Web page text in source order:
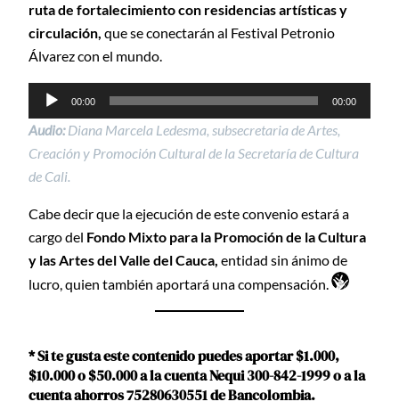
ruta de fortalecimiento con residencias artísticas y
circulación, que se conectarán al Festival Petronio
Álvarez con el mundo.
Reproductor
de
audio
00:00 00:00
Audio:Diana Marcela Ledesma, subsecretaria de Artes,
Creación y Promoción Cultural de la Secretaría de Cultura
de Cali.
Cabe decir que la ejecución de este convenio estará a
cargo del Fondo Mixto para la Promoción de la Cultura
y las Artes del Valle del Cauca, entidad sin ánimo de
lucro, quien también aportará una compensación.
* Si te gusta este contenido puedes aportar $1.000,
$10.000 o $50.000 a la cuenta Nequi 300-842-1999 o a la
cuenta ahorros 75280630551 de Bancolombia.